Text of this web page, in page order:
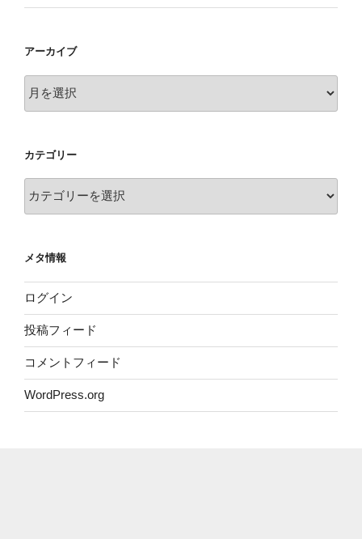
アーカイブ
ー
ブ
カテゴリー
テ
ー
メタ情報
ログイン
投稿フィード
コメントフィード
WordPress.org